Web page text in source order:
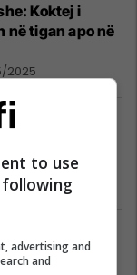
Koktej i
në tigan apo në
2025
gabimeve,
dhe as që do
2025
20/04/2025
to use
advertising and
and